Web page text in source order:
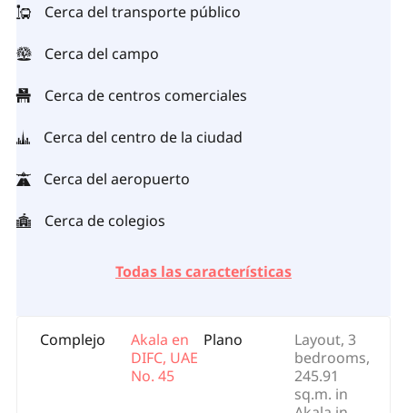
Cerca del transporte público
Cerca del campo
Cerca de centros comerciales
Cerca del centro de la ciudad
Cerca del aeropuerto
Cerca de colegios
Todas las características
Complejo
Akala en
DIFC, UAE
No. 45
Plano
Layout, 3
bedrooms,
245.91
sq.m. in